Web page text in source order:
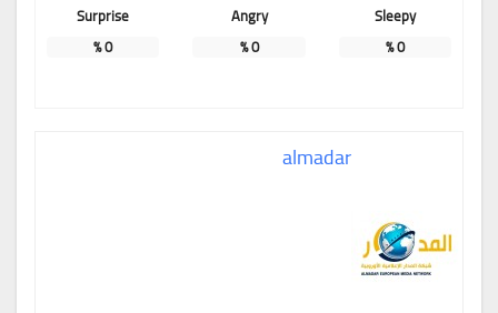
Sleepy
0
%
Angry
0
%
Surprise
0
%
almadar